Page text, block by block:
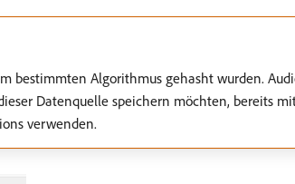
bestimmten Algorithmus gehasht wurden.
Datenquelle speichern möchten, bereits
verwenden.